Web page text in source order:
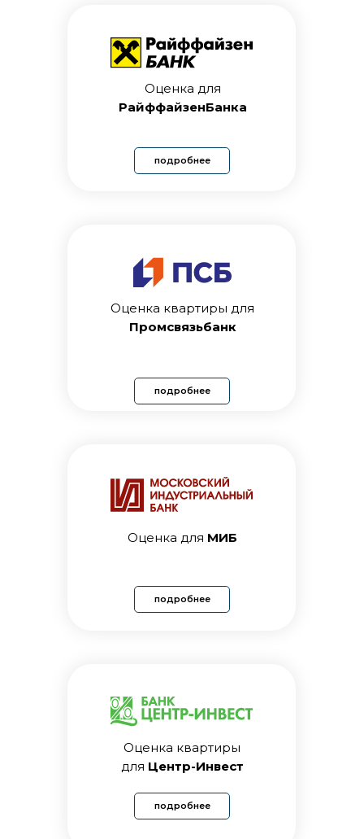
подробнее
Оценка для
РайффайзенБанка
Оценка квартиры для
Промсвязьбанк
подробнее
подробнее
Оценка для МИБ
Оценка квартиры
для Центр-Инвест
подробнее